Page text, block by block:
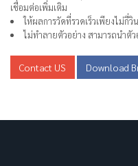
เชื่อมต่อเพิ่มเติม
ให้ผลการวัดที่รวดเร็วเพียงไม่กี่วิ
ไม่ทำลายตัวอย่าง สามารถนำตั
Contact US Download